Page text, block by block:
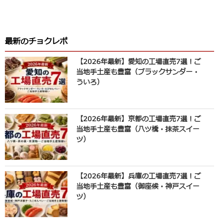
最新のチョクレポ
【2026年最新】愛知の工場直売7選！ご
当地手土産も豊富（ブラックサンダー・
ういろ）
【2026年最新】京都の工場直売7選！ご
当地手土産も豊富（八ツ橋・抹茶スイー
ツ）
【2026年最新】兵庫の工場直売7選！ご
当地手土産も豊富（御座候・神戸スイー
ツ）